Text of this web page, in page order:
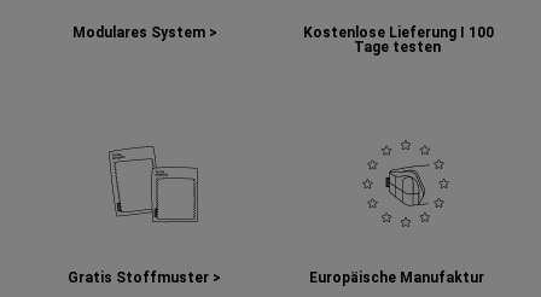
Modulares System > Kostenlose Lieferung I 100
Tage testen
Gratis Stoffmuster > Europäische Manufaktur